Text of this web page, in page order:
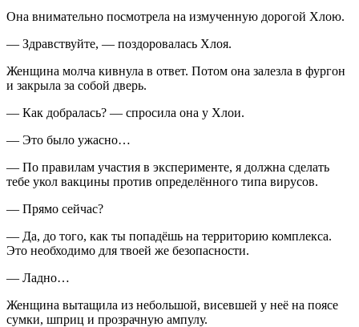
Она внимательно посмотрела на измученную дорогой Хлою.
— Здравствуйте, — поздоровалась Хлоя.
Женщина молча кивнула в ответ. Потом она залезла в фургон
и закрыла за собой дверь.
— Как добралась? — спросила она у Хлои.
— Это было ужасно…
— По правилам участия в эксперименте, я должна сделать
тебе укол вакцины против определённого типа вирусов.
— Прямо сейчас?
— Да, до того, как ты попадёшь на территорию комплекса.
Это необходимо для твоей же безопасности.
— Ладно…
Женщина вытащила из небольшой, висевшей у неё на поясе
сумки, шприц и прозрачную ампулу.